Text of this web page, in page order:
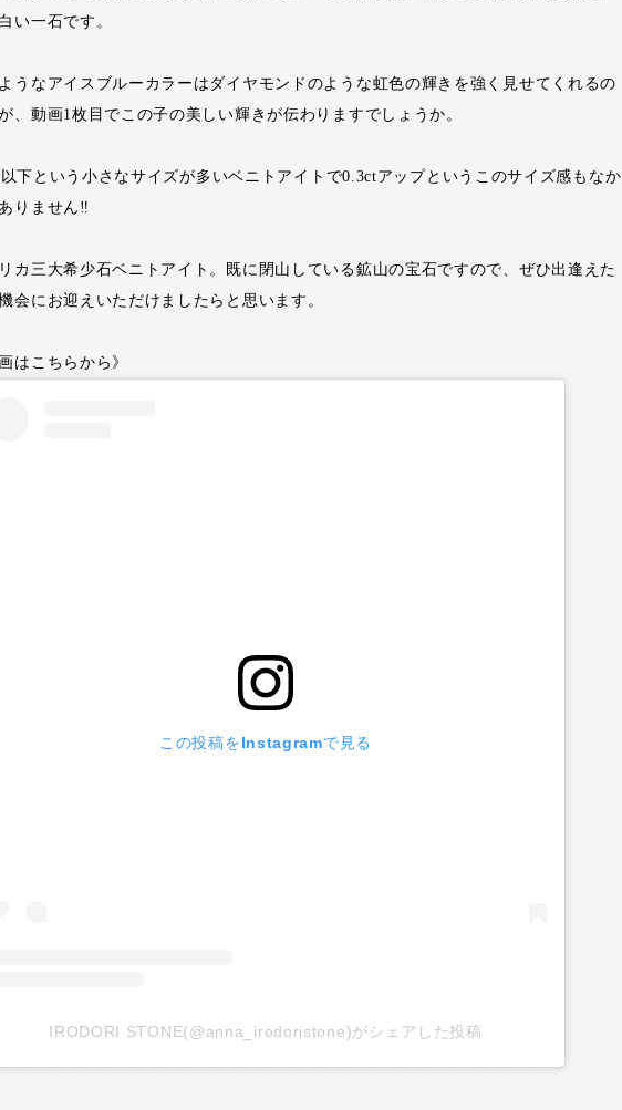
い一石です。
うなアイスブルーカラーはダイヤモンドのような虹色の輝きを強く見せてくれるの
、動画1枚目でこの子の美しい輝きが伝わりますでしょうか。
下という小さなサイズが多いベニトアイトで0.3ctアップというこのサイズ感もなか
りません‼️
カ三大希少石ベニトアイト。既に閉山している鉱山の宝石ですので、ぜひ出逢えた
会にお迎えいただけましたらと思います。
画はこちらから》
この投稿をInstagramで見る
IRODORI STONE(@anna_irodoristone)がシェアした投稿